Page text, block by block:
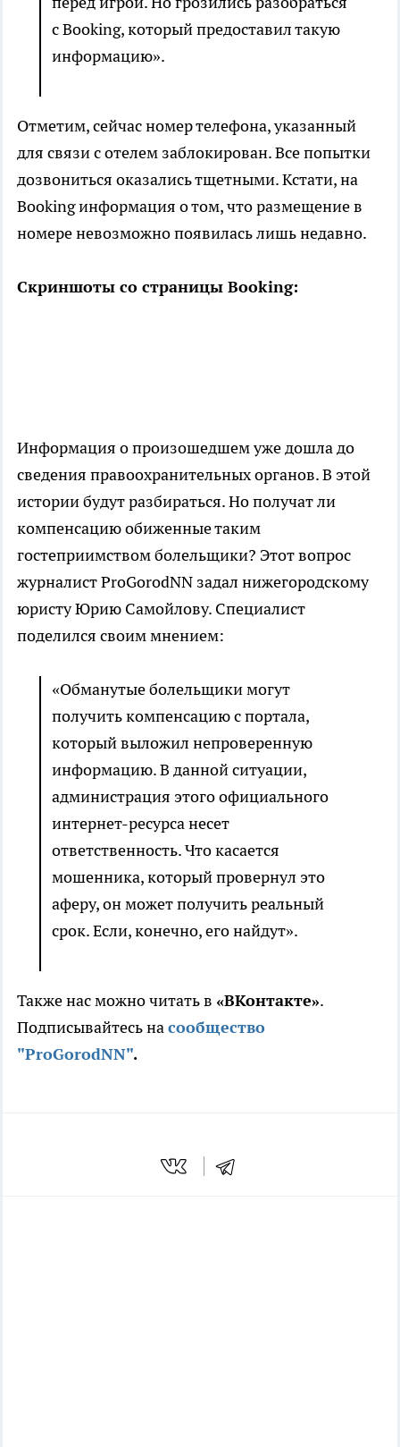
с Booking, который предоставил такую
информацию».
Отметим, сейчас номер телефона, указанный
для связи с отелем заблокирован. Все попытки
дозвониться оказались тщетными. Кстати, на
Booking информация о том, что размещение в
номере невозможно появилась лишь недавно.
Скриншоты со страницы Booking:
Информация о произошедшем уже дошла до
сведения правоохранительных органов. В этой
истории будут разбираться. Но получат ли
компенсацию обиженные таким
гостеприимством болельщики? Этот вопрос
журналист ProGorodNN задал нижегородскому
юристу Юрию Самойлову. Специалист
поделился своим мнением:
«Обманутые болельщики могут
получить компенсацию с портала,
который выложил непроверенную
информацию. В данной ситуации,
администрация этого официального
интернет-ресурса несет
ответственность. Что касается
мошенника, который провернул это
аферу, он может получить реальный
срок. Если, конечно, его найдут».
Также нас можно читать в «ВКонтакте».
Подписывайтесь насообщество
"ProGorodNN".